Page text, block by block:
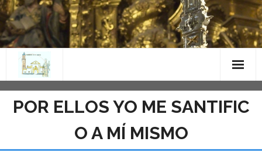
POR ELLOS YO ME SANTIFIC
O A MÍ MISMO